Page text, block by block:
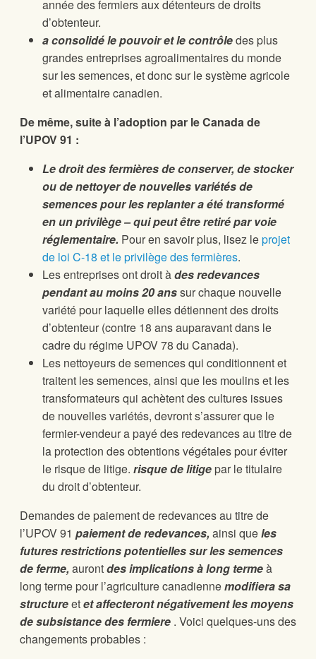
année des fermiers aux détenteurs de droits
d’obtenteur.
a consolidé le pouvoir et le contrôledes plus
grandes entreprises agroalimentaires du monde
sur les semences, et donc sur le système agricole
et alimentaire canadien.
De même, suite à l’adoption par le Canada de
l’UPOV 91 :
Le droit des fermières de conserver, de stocker
ou de nettoyer de nouvelles variétés de
semences pour les replanter a été transformé
en un privilège – qui peut être retiré par voie
réglementaire. Pour en savoir plus, lisez leprojet
de loi C-18 et le privilège des fermières.
Les entreprises ont droit àdes redevances
pendant au moins 20 anssur chaque nouvelle
variété pour laquelle elles détiennent des droits
d’obtenteur (contre 18 ans auparavant dans le
cadre du régime UPOV 78 du Canada).
Les nettoyeurs de semences qui conditionnent et
traitent les semences, ainsi que les moulins et les
transformateurs qui achètent des cultures issues
de nouvelles variétés, devront s’assurer que le
fermier-vendeur a payé des redevances au titre de
la protection des obtentions végétales pour éviter
le risque de litige. risque de litigepar le titulaire
du droit d’obtenteur.
Demandes de paiement de redevances au titre de
l’UPOV 91 paiement de redevances, ainsi queles
futures restrictions potentielles sur les semences
de ferme, aurontdes implications à long termeà
long terme pour l’agriculture canadiennemodifiera sa
structureetet affecteront négativement les moyens
de subsistance des fermiere . Voici quelques-uns des
changements probables :